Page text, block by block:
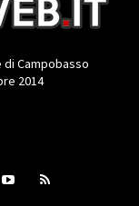
Campobasso
2014